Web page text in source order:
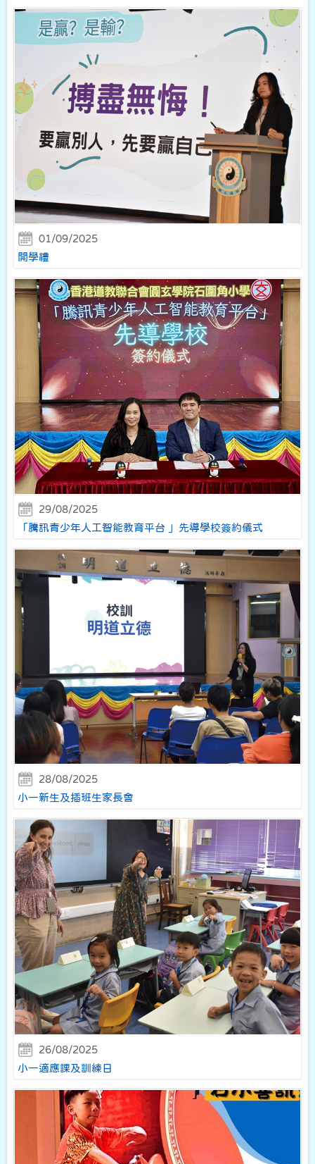
01/09/2025
開學禮
29/08/2025
「騰訊青少年人工智能教育平台 」先導學校簽約儀式
28/08/2025
小一新生及插班生家長會
26/08/2025
小一適應課及訓練日